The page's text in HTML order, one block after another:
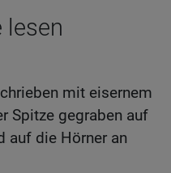
lesen
mit eisernem
Spitze gegraben auf
auf die Hörner an